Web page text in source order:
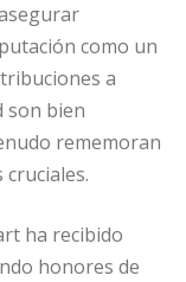
como un
a
son bien
rememoran
ha recibido
honores de